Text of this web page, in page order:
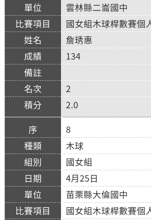
雲林縣二崙國中
國女組木球桿數賽個
詹琇惠
134
2
2.0
8
木球
國女組
4月25日
苗栗縣大倫國中
國女組木球桿數賽個